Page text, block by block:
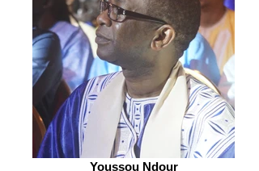
Youssou Ndour